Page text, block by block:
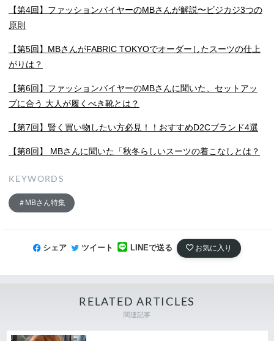
【第4回】ファッションバイヤーのMBさんが解説〜ビジカジ3つの
原則
【第5回】MBさんがFABRIC TOKYOでオーダーしたスーツの仕上
がりは？
【第6回】ファッションバイヤーのMBさんに聞いた、セットアッ
プに合う 大人が履くべき靴とは？
【第7回】賢く買い物したい方必見！！おすすめD2Cブランド4選
【第8回】 MBさんに聞いた「秋冬らしいスーツの着こなしとは？
KEYWORDS
MBさん特集
シェア ツイート LINEで送る お気に入り
RELATED ARTICLES
関連記事